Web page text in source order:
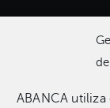
ABANCA